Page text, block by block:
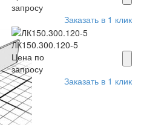
запросу
Заказать в 1 клик
ЛК150.300.120-5
Цена по
запросу
Заказать в 1 клик